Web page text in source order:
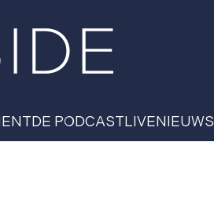
DE PODCASTLIVENIEUWS